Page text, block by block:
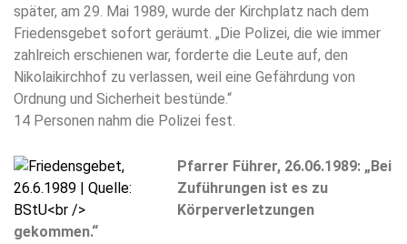
später, am 29. Mai 1989, wurde der Kirchplatz nach dem
Friedensgebet sofort geräumt. „Die Polizei, die wie immer
zahlreich erschienen war, forderte die Leute auf, den
Nikolaikirchhof zu verlassen, weil eine Gefährdung von
Ordnung und Sicherheit bestünde.“
14 Personen nahm die Polizei fest.
Pfarrer Führer, 26.06.1989: „Bei
Zuführungen ist es zu
Körperverletzungen
gekommen.“